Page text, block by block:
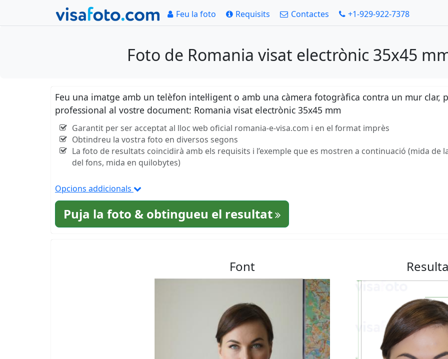
Feu la foto Requisits Contactes +1-929-922-7378
Foto de Romania visat electrònic 35x45
Feu una imatge amb un telèfon intel·ligent o amb una càmera fotogràfica contra un mur
professional al vostre document: Romania visat electrònic 35x45 mm
Garantit per ser acceptat al lloc web oficial romania-e-visa.com i en el format imprès
Obtindreu la vostra foto en diversos segons
La foto de resultats coincidirà amb els requisits i l’exemple que es mostren a continuació (mida de
del fons, mida en quilobytes)
Opcions addicionals
Puja la foto & obtingueu el resultat
Font